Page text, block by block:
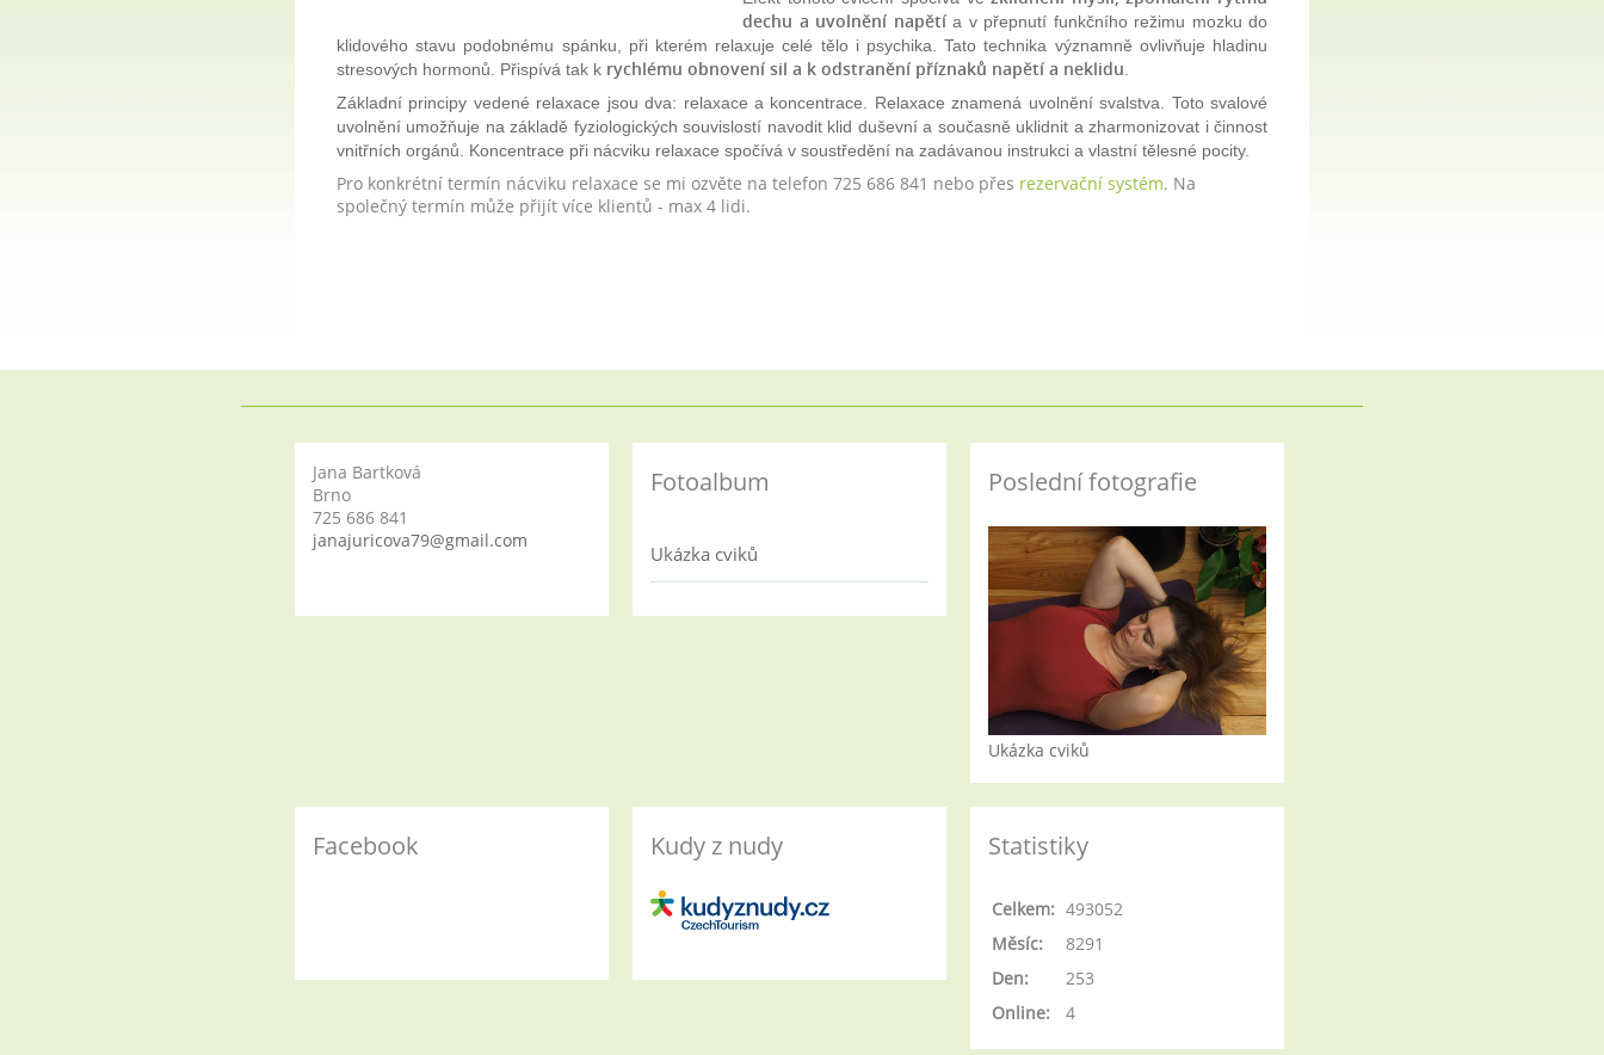
dechu a uvolnění napětía v přepnutí funkčního režimu mozku do
klidového stavu podobnému spánku, při kterém relaxuje celé tělo i psychika. Tato technika významně ovlivňuje hladinu
stresových hormonů. Přispívá tak k rychlému obnovení sil a k odstranění příznaků napětí a neklidu
Základní principy vedené relaxace jsou dva: relaxace a koncentrace. Relaxace znamená uvolnění svalstva. Toto svalové
uvolnění umožňuje na základě fyziologických souvislostí navodit klid duševní a současně uklidnit a zharmonizovat i činnost
vnitřních orgánů. Koncentrace při nácviku relaxace spočívá v soustředění na zadávanou instrukci a vlastní tělesné pocity.
Pro konkrétní termín nácviku relaxace se mi ozvěte na telefon 725 686 841 nebo přes rezervační systém. Na
společný termín může přijít více klientů - max 4 lidi.
Jana Bartková
Brno
725 686 841
janajuricova79@gmail.com
Fotoalbum
Ukázka cviků
Poslední fotografie
Ukázka cviků
Facebook Kudy z nudy Statistiky
Online: 4
Celkem: 493052
Měsíc:
8291
Den:
253